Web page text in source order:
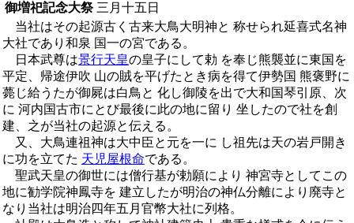
御増祀記念大祭 三月十五日
当社はその起源古く古来大鳥大明神と 称せられ延喜式名神
大社であり和泉 国一の宮である。
日本武尊は景行天皇の皇子にして勅 を奉じ熊襲並に東国を
平定、帰途伊吹 山の賊を平げたとき病を得て伊勢国 熊褒野に
薨じ給うたが御屍は白鳥と 化し御陵を出で大和国琴引原、次
に 河内国古市にとび最後に此の地に留り 坐したので社を創
建、之が当社の起源と伝える。
又、大鳥連祖神は大中臣と元を一に し祖先は天の岩戸開き
に功を立てた 天児屋根命である。
聖武天皇の御世には僧行基が勅願により 神宮寺としてこの
地に勧学院神鳳寺を 建立したが明治の神仏分離により廃寺と
なり当社は明治四年五月官幣大社に列格。